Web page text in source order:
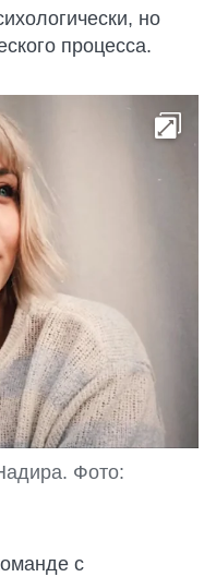
но
процесса.
Фото:
с